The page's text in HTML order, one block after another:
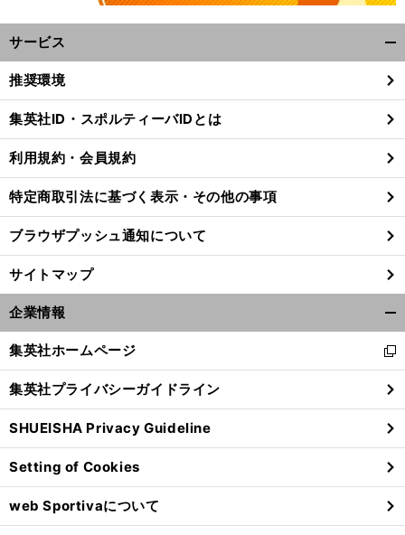
岩
。
サービス
閉
る
推奨環境
集英社ID・スポルティーバIDとは
利用規約・会員規約
特定商取引法に基づく表示・その他の事項
ブラウザプッシュ通知について
サイトマップ
企業情報
閉
る
集英社ホームページ
新
し
い
ウ
ィ
ン
ド
ウ
で
開
集英社プライバシーガイドライン
SHUEISHA Privacy Guideline
Setting of Cookies
web Sportivaについて